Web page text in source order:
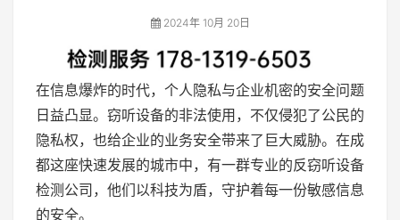
2024年 10月 20日
在信息爆炸的时代，个人隐私与企业机密的安全问题
日益凸显。窃听设备的非法使用，不仅侵犯了公民的
隐私权，也给企业的业务安全带来了巨大威胁。在成
都这座快速发展的城市中，有一群专业的反窃听设备
检测公司，他们以科技为盾，守护着每一份敏感信息
的安全。